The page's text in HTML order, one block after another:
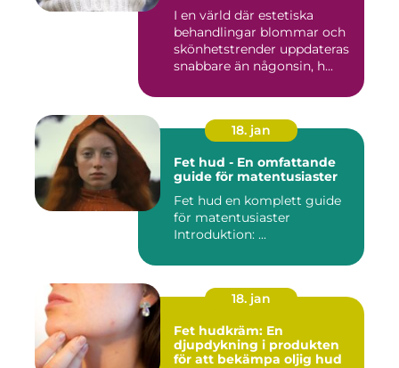
I en värld där estetiska
behandlingar blommar och
skönhetstrender uppdateras
snabbare än någonsin, h...
18. jan
Fet hud - En omfattande
guide för matentusiaster
Fet hud en komplett guide
för matentusiaster
Introduktion: ...
18. jan
Fet hudkräm: En
djupdykning i produkten
för att bekämpa oljig hud